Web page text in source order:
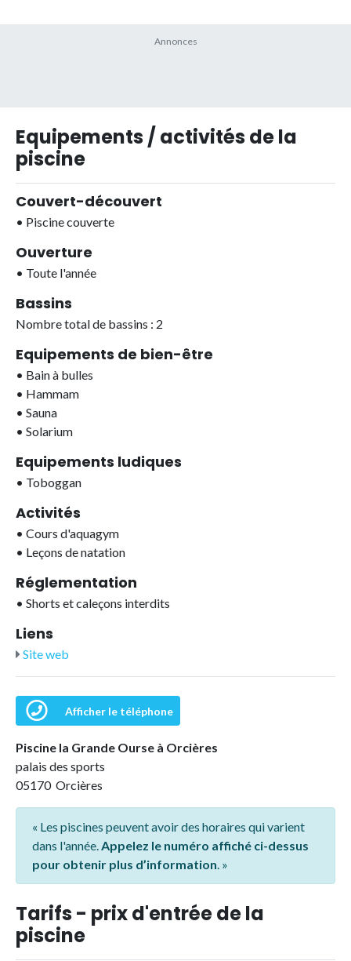
Equipements / activités de la
piscine
Couvert-découvert
• Piscine couverte
Ouverture
• Toute l'année
Bassins
Nombre total de bassins : 2
Equipements de bien-être
• Bain à bulles
• Hammam
• Sauna
• Solarium
Equipements ludiques
• Toboggan
Activités
• Cours d'aquagym
• Leçons de natation
Réglementation
• Shorts et caleçons interdits
Liens
Site web
Afficher le téléphone
Piscine la Grande Ourse à Orcières
palais des sports
05170 Orcières
« Les piscines peuvent avoir des horaires qui varient
dans l'année.Appelez le numéro affiché ci-dessus
pour obtenir plus d’information. »
Tarifs - prix d'entrée de la
piscine